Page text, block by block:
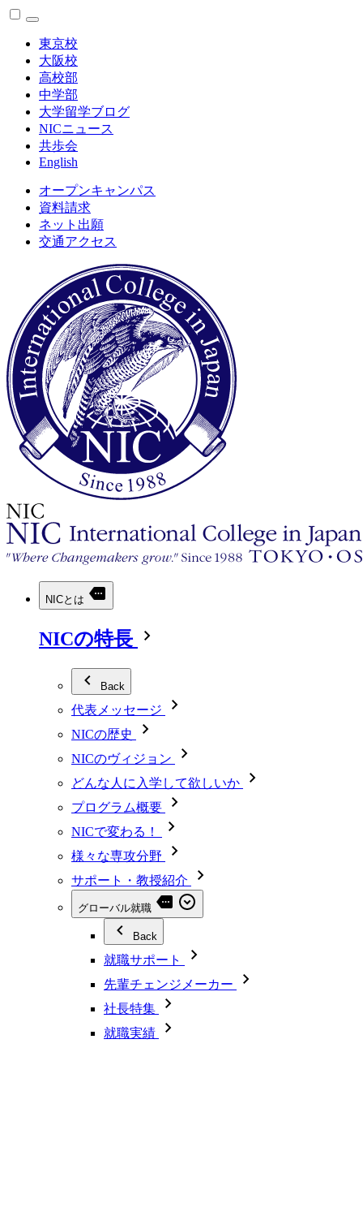
東京校
大阪校
高校部
中学部
大学留学ブログ
NICニュース
共歩会
English
オープンキャンパス
資料請求
ネット出願
交通アクセス
NICとは
NICの特長
Back
代表メッセージ
NICの歴史
NICのヴィジョン
どんな人に入学して欲しいか
プログラム概要
NICで変わる！
様々な専攻分野
サポート・教授紹介
グローバル就職
Back
就職サポート
先輩チェンジメーカー
社長特集
就職実績